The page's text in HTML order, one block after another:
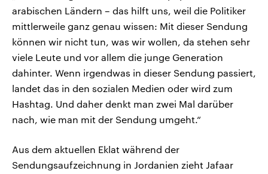
arabischen Ländern – das hilft uns, weil die Politiker
mittlerweile ganz genau wissen: Mit dieser Sendung
können wir nicht tun, was wir wollen, da stehen sehr
viele Leute und vor allem die junge Generation
dahinter. Wenn irgendwas in dieser Sendung passiert,
landet das in den sozialen Medien oder wird zum
Hashtag. Und daher denkt man zwei Mal darüber
nach, wie man mit der Sendung umgeht.“
Aus dem aktuellen Eklat während der
Sendungsaufzeichnung in Jordanien zieht Jafaar